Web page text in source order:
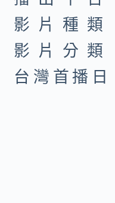
影片種類
影片分類
台灣首播日